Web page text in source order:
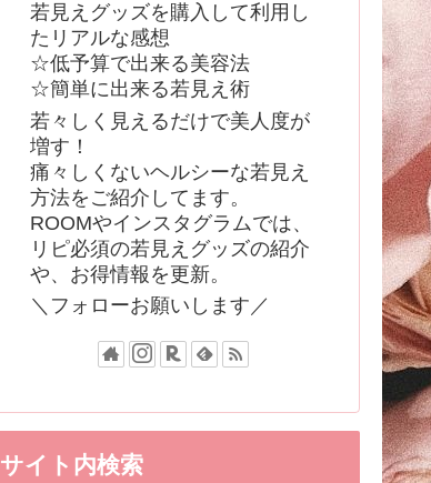
若見えグッズを購入して利用し
たリアルな感想
☆低予算で出来る美容法
☆簡単に出来る若見え術
若々しく見えるだけで美人度が
増す！
痛々しくないヘルシーな若見え
方法をご紹介してます。
ROOMやインスタグラムでは、
リピ必須の若見えグッズの紹介
や、お得情報を更新。
＼フォローお願いします／
サイト内検索